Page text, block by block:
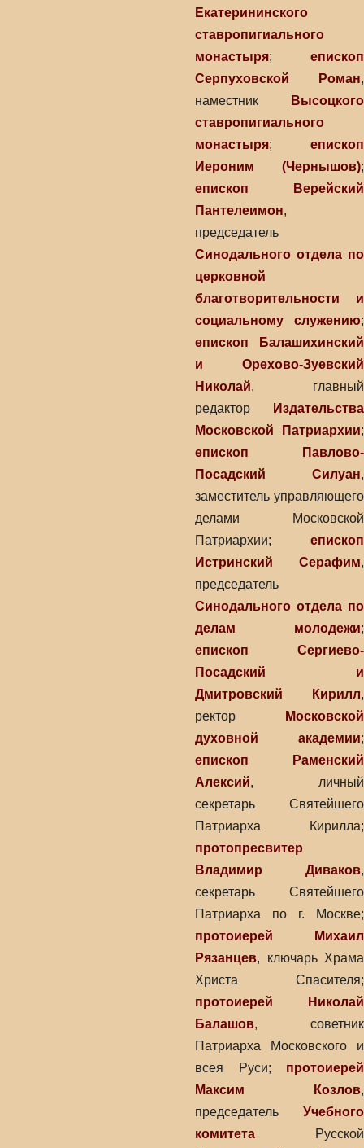
Екатерининского
ставропигиального
монастыря; епископ
Серпуховской Роман,
наместник
Высоцкого
ставропигиального
монастыря; епископ
Иероним (Чернышов);
епископ Верейский
Пантелеимон,
председатель
Синодального отдела по
церковной
благотворительности и
социальному служению;
епископ Балашихинский
и Орехово-Зуевский
Николай, главный
редактор
Издательства
Московской Патриархии;
епископ Павлово-
Посадский Силуан,
заместитель управляющего
делами Московской
Патриархии; епископ
Истринский Серафим,
председатель
Синодального отдела по
делам молодежи;
епископ Сергиево-
Посадский и
Дмитровский Кирилл,
ректор
Московской
духовной академии;
епископ Раменский
Алексий, личный
секретарь Святейшего
Патриарха Кирилла;
протопресвитер
Владимир Диваков,
секретарь Святейшего
Патриарха по г. Москве;
протоиерей Михаил
Рязанцев, ключарь Храма
Христа Спасителя;
протоиерей Николай
Балашов, советник
Патриарха Московского и
всея Руси; протоиерей
Максим Козлов,
председатель Учебного
комитета Русской